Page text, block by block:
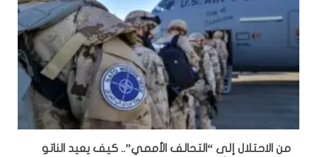
من الاحتلال إلى “التحالف الأممي”.. كيف يعيد الناتو